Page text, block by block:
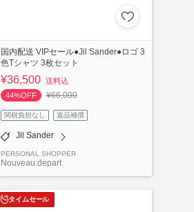
国内配送 VIPセール●Jil Sander●ロゴ 3
色Tシャツ 3枚セット
¥36,500 送料込
44%OFF
¥66,000
関税負担なし 返品補償
Jil Sander
PERSONAL SHOPPER
Nouveau.depart
タイムセール